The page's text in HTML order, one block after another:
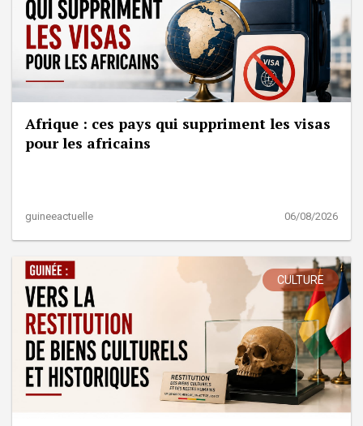
Afrique : ces pays qui suppriment les visas
pour les africains
guineeactuelle 06/08/2026
CULTURE